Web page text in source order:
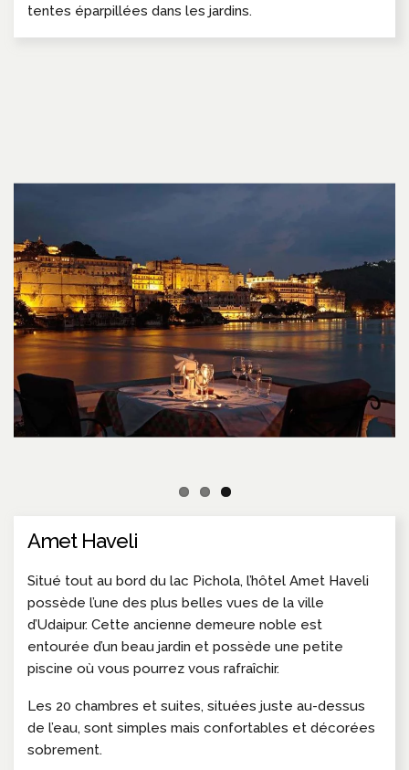
tentes éparpillées dans les jardins.
Amet Haveli
Situé tout au bord du lac Pichola, l’hôtel Amet Haveli
possède l’une des plus belles vues de la ville
d’Udaipur. Cette ancienne demeure noble est
entourée d’un beau jardin et possède une petite
piscine où vous pourrez vous rafraîchir.
Les 20 chambres et suites, situées juste au-dessus
de l’eau, sont simples mais confortables et décorées
sobrement.